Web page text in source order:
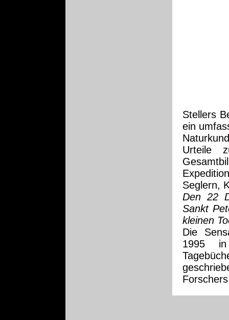
Stellers
ein
Urteile
Seglern,
Den 22
Sankt
kleinen
Die
1995